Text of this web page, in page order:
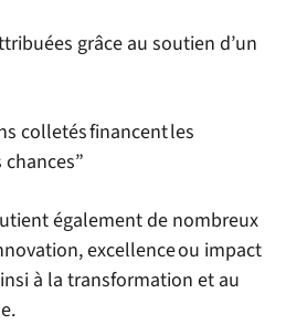
grâce au soutien d’un
colletés financent les
également de nombreux
excellence ou impact
à la transformation et au